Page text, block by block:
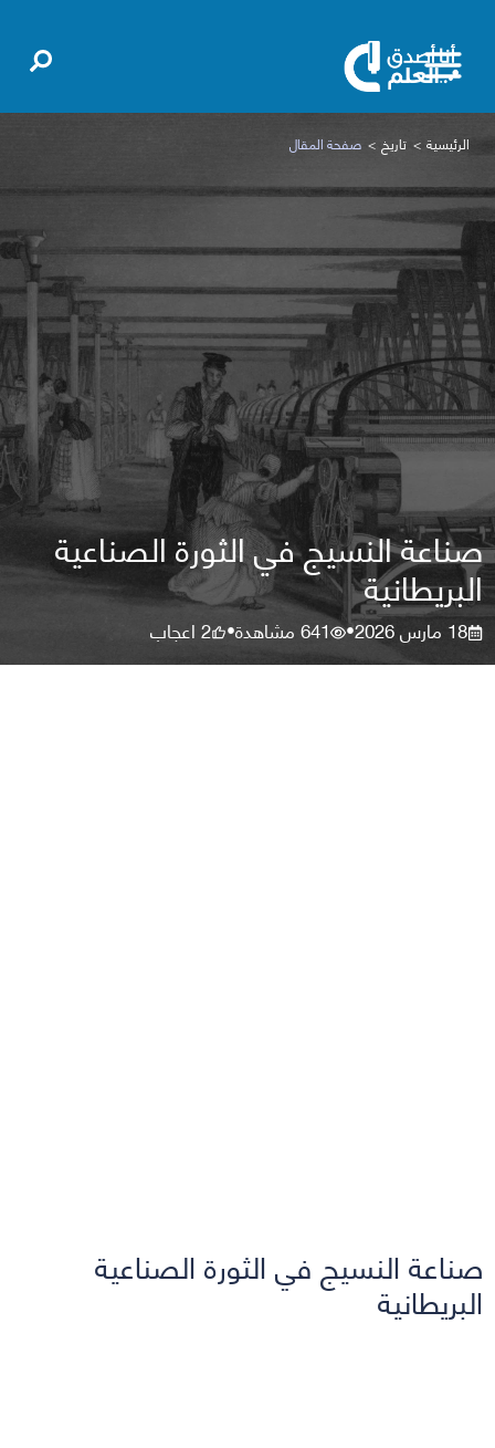
الرئيسية تاريخ صفحة المقال
صناعة النسيج في الثورة الصناعية
البريطانية
18 مارس 2026 •
641مشاهدة•
2اعجاب
صناعة النسيج في الثورة الصناعية
البريطانية